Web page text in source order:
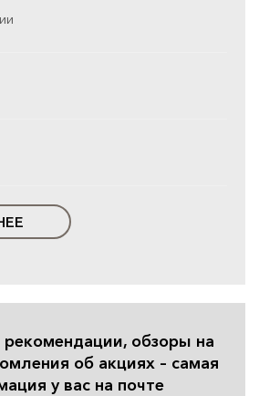
обзоры на
об акциях – самая
у вас на почте